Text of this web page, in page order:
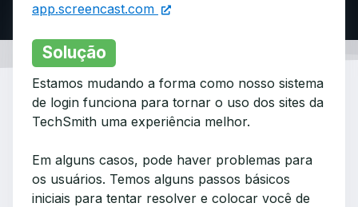
app.screencast.com
Solução
Estamos mudando a forma como nosso sistema
de login funciona para tornar o uso dos sites da
TechSmith uma experiência melhor.
Em alguns casos, pode haver problemas para
os usuários. Temos alguns passos básicos
iniciais para tentar resolver e colocar você de